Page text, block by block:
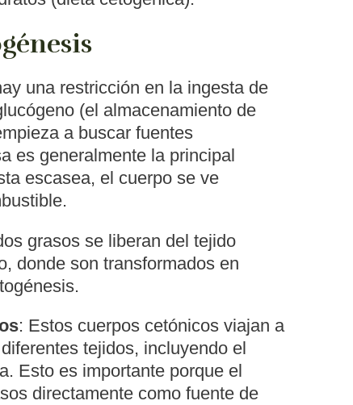
una restricción en la ingesta de
(el almacenamiento de
a buscar fuentes
es generalmente la principal
escasea, el cuerpo se ve
grasos se liberan del tejido
donde son transformados en
: Estos cuerpos cetónicos viajan a
tejidos, incluyendo el
Esto es importante porque el
directamente como fuente de